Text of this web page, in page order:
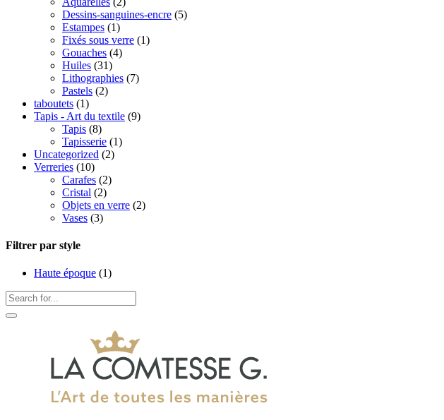
Dessins-sanguines-encre (5)
Estampes (1)
Fixés sous verre (1)
Gouaches (4)
Huiles (31)
Lithographies (7)
Pastels (2)
taboutets (1)
Tapis - Art du textile (9)
Tapis (8)
Tapisserie (1)
Uncategorized (2)
Verreries (10)
Carafes (2)
Cristal (2)
Objets en verre (2)
Vases (3)
Filtrer par style
Haute époque (1)